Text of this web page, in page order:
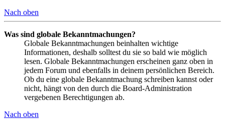
Nach oben
Was sind globale Bekanntmachungen?
Globale Bekanntmachungen beinhalten wichtige
Informationen, deshalb solltest du sie so bald wie möglich
lesen. Globale Bekanntmachungen erscheinen ganz oben in
jedem Forum und ebenfalls in deinem persönlichen Bereich.
Ob du eine globale Bekanntmachung schreiben kannst oder
nicht, hängt von den durch die Board-Administration
vergebenen Berechtigungen ab.
Nach oben